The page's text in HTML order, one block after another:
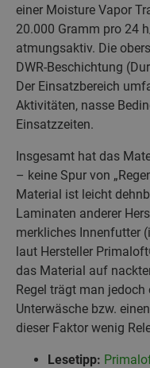
einer Moisture Vapor
20.000 Gramm pro 24
atmungsaktiv. Die
DWR-Beschichtung
Der Einsatzbereich
Aktivitäten, nasse
Einsatzzeiten.
Insgesamt hat das
– keine Spur von
Material ist leicht
Laminaten anderer
merkliches Innenfutter
laut Hersteller
das Material auf
Regel trägt man
Unterwäsche bzw.
dieser Faktor wenig
Lesetipp: